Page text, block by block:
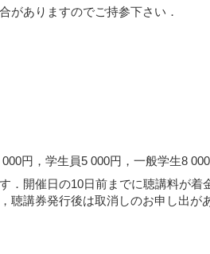
がありますのでご持参下さい．
円，学生員5 000円，一般学生8
．開催日の10日前までに聴講料が
聴講券発行後は取消しのお申し出が